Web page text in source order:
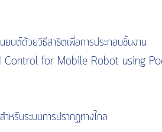
ยนต์ด้วยวิธีสาธิตเพื่อการประกอบชิ้นงาน
Control for Mobile Robot using
ำหรับระบบการปรากฏทางไกล